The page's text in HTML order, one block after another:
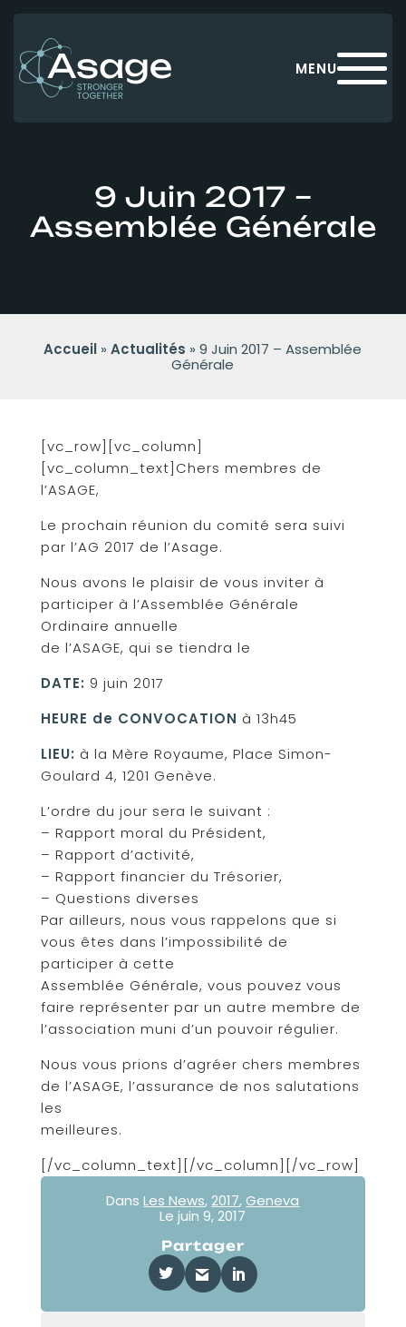
MENU
9 Juin 2017 –
Assemblée Générale
Accueil »Actualités »9 Juin 2017 – Assemblée
Générale
[vc_row][vc_column]
[vc_column_text]Chers membres de
l’ASAGE,
Le prochain réunion du comité sera suivi
par l’AG 2017 de l’Asage.
Nous avons le plaisir de vous inviter à
participer à l’Assemblée Générale
Ordinaire annuelle
de l’ASAGE, qui se tiendra le
DATE: 9 juin 2017
HEURE de CONVOCATION à 13h45
LIEU: à la Mère Royaume, Place Simon-
Goulard 4, 1201 Genève.
L’ordre du jour sera le suivant :
– Rapport moral du Président,
– Rapport d’activité,
– Rapport financier du Trésorier,
– Questions diverses
Par ailleurs, nous vous rappelons que si
vous êtes dans l’impossibilité de
participer à cette
Assemblée Générale, vous pouvez vous
faire représenter par un autre membre de
l’association muni d’un pouvoir régulier.
Nous vous prions d’agréer chers membres
de l’ASAGE, l’assurance de nos salutations
les
meilleures.
[/vc_column_text][/vc_column][/vc_row]
DansLes News,2017,Geneva
Lejuin 9, 2017
Partager